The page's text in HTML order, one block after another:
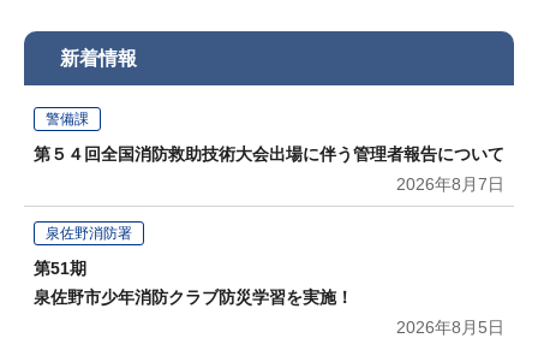
新着情報
警備課
第５４回全国消防救助技術大会出場に伴う管理者報告について
2026年8月7日
泉佐野消防署
第51期
泉佐野市少年消防クラブ防災学習を実施！
2026年8月5日